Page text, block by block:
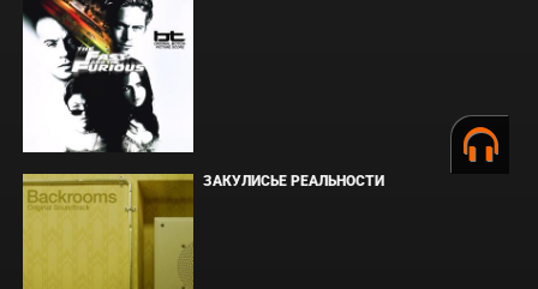
ЗАКУЛИСЬЕ РЕАЛЬНОСТИ